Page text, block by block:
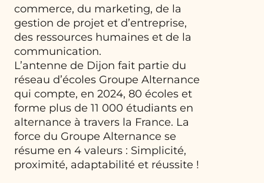
commerce, du marketing, de la
gestion de projet et d’entreprise,
des ressources humaines et de la
communication.
L’antenne de Dijon fait partie du
réseau d’écoles Groupe Alternance
qui compte, en 2024, 80 écoles et
forme plus de 11 000 étudiants en
alternance à travers la France. La
force du Groupe Alternance se
résume en 4 valeurs : Simplicité,
proximité, adaptabilité et réussite !